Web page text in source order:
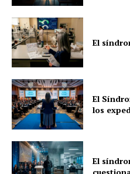
El
El
los
El